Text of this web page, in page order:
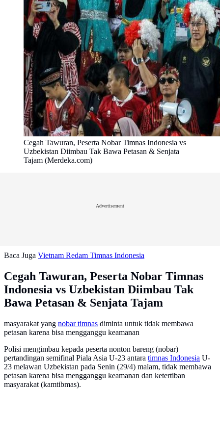
Cegah Tawuran, Peserta Nobar Timnas Indonesia vs
Uzbekistan Diimbau Tak Bawa Petasan & Senjata
Tajam (Merdeka.com)
Advertisement
Baca Juga Vietnam Redam Timnas Indonesia
Cegah Tawuran, Peserta Nobar Timnas
Indonesia vs Uzbekistan Diimbau Tak
Bawa Petasan & Senjata Tajam
masyarakat yang nobar timnas diminta untuk tidak membawa
petasan karena bisa mengganggu keamanan
Polisi mengimbau kepada peserta nonton bareng (nobar)
pertandingan semifinal Piala Asia U-23 antara timnas Indonesia U-
23 melawan Uzbekistan pada Senin (29/4) malam, tidak membawa
petasan karena bisa mengganggu keamanan dan ketertiban
masyarakat (kamtibmas).